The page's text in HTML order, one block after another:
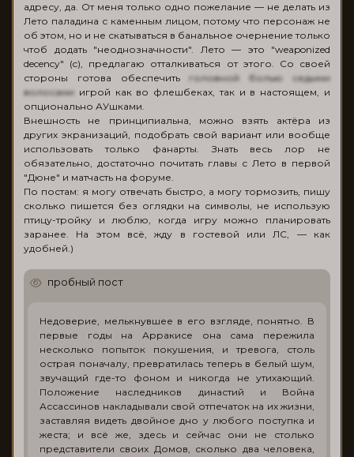
адресу, да. От меня только одно пожелание — не делать из
Лето паладина с каменным лицом, потому что персонаж не
об этом, но и не скатываться в банальное очернение только
чтоб додать "неоднозначности". Лето — это "weaponized
decency" (c), предлагаю отталкиваться от этого. Со своей
стороны готова обеспечить головной болью
седыми
волосами игрой как во флешбеках, так и в настоящем, и
опционально АУшками.
Внешность не принципиальна, можно взять актёра из
других экранизаций, подобрать свой вариант или вообще
использовать только фанарты. Знать весь лор не
обязательно, достаточно почитать главы с Лето в первой
"Дюне" и матчасть на форуме.
По постам: я могу отвечать быстро, а могу тормозить, пишу
сколько пишется без оглядки на символы, не использую
птицу-тройку и люблю, когда игру можно планировать
заранее. На этом всё, жду в гостевой или ЛС, — как
удобней.)
пробный пост
Недоверие, мелькнувшее в его взгляде, понятно. В
первые годы на Арракисе она сама пережила
несколько попыток покушения, и тревога, столь
острая поначалу, превратилась теперь в белый шум,
звучащий где-то фоном и никогда не утихающий.
Положение наследников династий и Война
Ассассинов накладывали свой отпечаток на их жизни,
заставляя видеть двойное дно у любого поступка и
жеста; и всё же, здесь и сейчас они не столько
представители своих Домов, сколько два человека,